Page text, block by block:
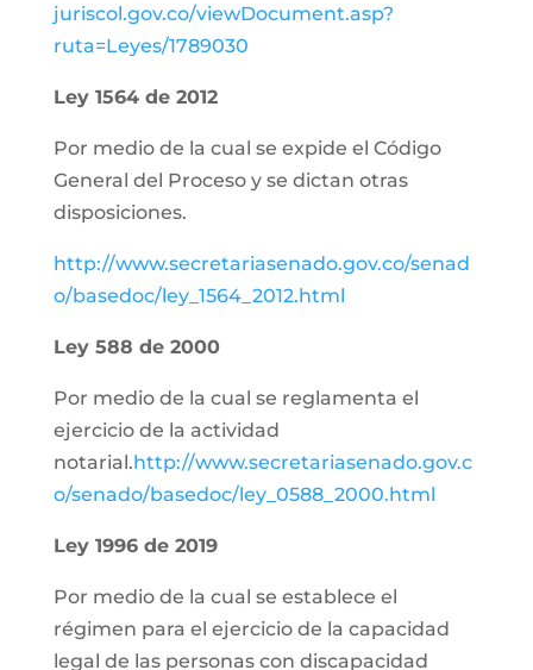
juriscol.gov.co/viewDocument.asp?
ruta=Leyes/1789030
Ley 1564 de 2012
Por medio de la cual se expide el Código
General del Proceso y se dictan otras
disposiciones.
http://www.secretariasenado.gov.co/senad
o/basedoc/ley_1564_2012.html
Ley 588 de 2000
Por medio de la cual se reglamenta el
ejercicio de la actividad
notarial.http://www.secretariasenado.gov.c
o/senado/basedoc/ley_0588_2000.html
Ley 1996 de 2019
Por medio de la cual se establece el
régimen para el ejercicio de la capacidad
legal de las personas con discapacidad